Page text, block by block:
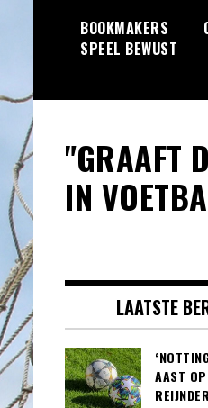
BOOKMAKERS
SPEEL BEWUST
"GRAAFT
IN
LAATSTE
AAST